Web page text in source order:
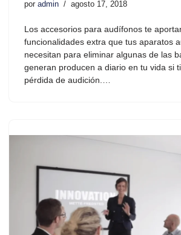
por admin agosto 17, 2018
Los accesorios para audífonos te
funcionalidades extra que tus aparatos
necesitan para eliminar algunas de las
generan producen a diario en tu vida si
pérdida de audición.…